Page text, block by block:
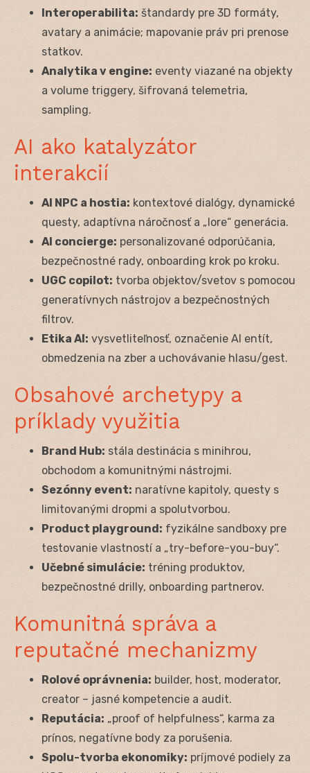
Interoperabilita: štandardy pre 3D formáty,
avatary a animácie; mapovanie práv pri prenose
statkov.
Analytika v engine: eventy viazané na objekty
a volume triggery, šifrovaná telemetria,
sampling.
AI ako katalyzátor
interakcií
AI NPC a hostia: kontextové dialógy, dynamické
questy, adaptívna náročnosť a „lore“ generácia.
AI concierge: personalizované odporúčania,
bezpečnostné rady, onboarding krok po kroku.
UGC copilot: tvorba objektov/svetov s pomocou
generatívnych nástrojov a bezpečnostných
filtrov.
Etika AI: vysvetliteľnosť, označenie AI entít,
obmedzenia na zber a uchovávanie hlasu/gest.
Obsahové archetypy a
príklady využitia
Brand Hub: stála destinácia s minihrou,
obchodom a komunitnými nástrojmi.
Sezónny event: naratívne kapitoly, questy s
limitovanými dropmi a spolutvorbou.
Product playground: fyzikálne sandboxy pre
testovanie vlastností a „try-before-you-buy“.
Učebné simulácie: tréning produktov,
bezpečnostné drilly, onboarding partnerov.
Komunitná správa a
reputačné mechanizmy
Rolové oprávnenia: builder, host, moderator,
creator – jasné kompetencie a audit.
Reputácia: „proof of helpfulness“, karma za
prínos, negatívne body za porušenia.
Spolu-tvorba ekonomiky: príjmové podiely za